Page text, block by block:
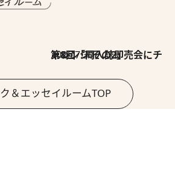
2026.7.30
第8回「同人誌即売会にチャレンジ その2」
＆エッセイルームTOP